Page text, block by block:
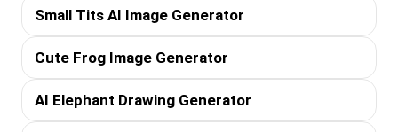
Small Tits AI Image Generator
Cute Frog Image Generator
AI Elephant Drawing Generator